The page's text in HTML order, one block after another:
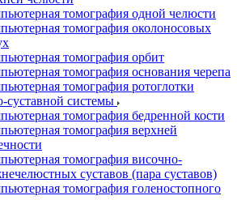
томография одной челюсти
томография околоносовых
томография орбит
томография основания черепа
томография ротоглотки
суставной системы
томография бедренной кости
томография верхней
томография височно-
суставов (пара суставов)
томография голеностопного